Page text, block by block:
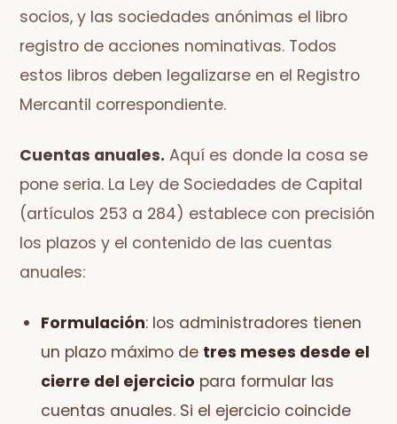
socios, y las sociedades anónimas el libro
registro de acciones nominativas. Todos
estos libros deben legalizarse en el Registro
Mercantil correspondiente.
Cuentas anuales. Aquí es donde la cosa se
pone seria. La Ley de Sociedades de Capital
(artículos 253 a 284) establece con precisión
los plazos y el contenido de las cuentas
anuales:
Formulación: los administradores tienen
un plazo máximo de tres meses desde el
cierre del ejercicio para formular las
cuentas anuales. Si el ejercicio coincide